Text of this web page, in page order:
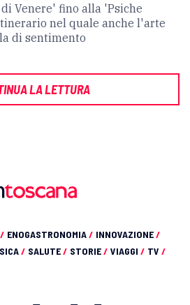
Venere' fino alla 'Psiche
nel quale anche l'arte
di sentimento
LA LETTURA
/ ENOGASTRONOMIA/ INNOVAZIONE/
/ SALUTE/ STORIE/ VIAGGI / TV /